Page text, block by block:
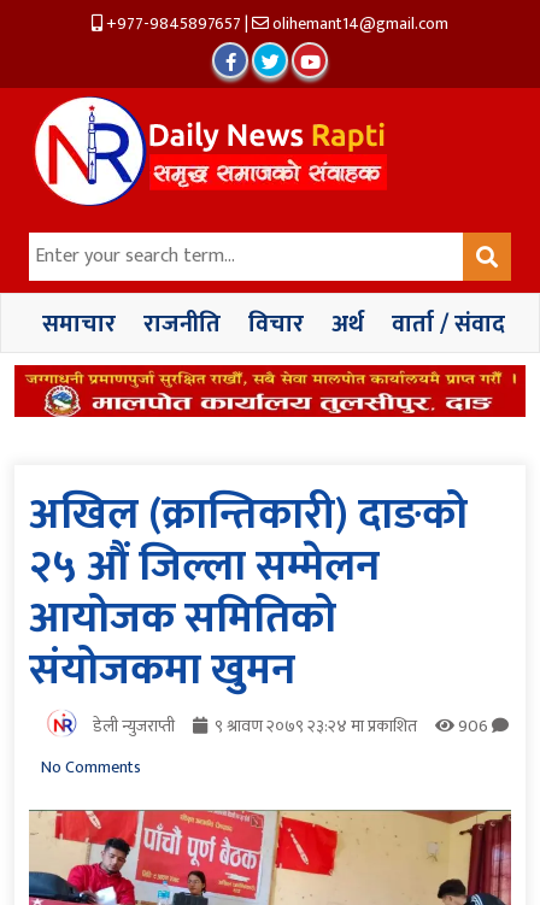
+977-9845897657| olihemant14@gmail.com
समाचार राजनीति विचार अर्थ वार्ता / संवाद
अखिल (क्रान्तिकारी) दाङको
२५ औं जिल्ला सम्मेलन
आयोजक समितिको
संयोजकमा खुमन
डेली न्युजराप्ती ९ श्रावण २०७९ २३:२४ मा प्रकाशित
906
No Comments